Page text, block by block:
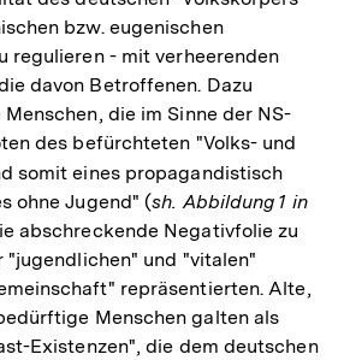
bzw. eugenischen
regulieren - mit verheerenden
davon Betroffenen. Dazu
die im Sinne der NS-
des befürchteten "Volks- und
somit eines propagandistisch
ohne Jugend" (sh. Abbildung 1 in
abschreckende Negativfolie zu
und "vitalen"
repräsentierten. Alte,
Menschen galten als
Existenzen", die dem deutschen